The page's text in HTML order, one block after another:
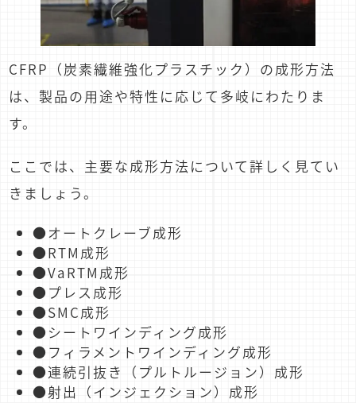
CFRP（炭素繊維強化プラスチック）の成形方法
は、製品の用途や特性に応じて多岐にわたりま
す。
ここでは、主要な成形方法について詳しく見てい
きましょう。
●オートクレーブ成形
●RTM成形
●VaRTM成形
●プレス成形
●SMC成形
●シートワインディング成形
●フィラメントワインディング成形
●連続引抜き（プルトルージョン）成形
●射出（インジェクション）成形